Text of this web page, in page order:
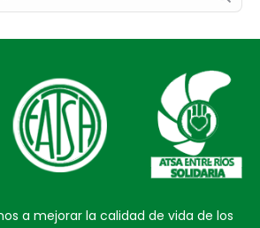
a mejorar la calidad de vida de los